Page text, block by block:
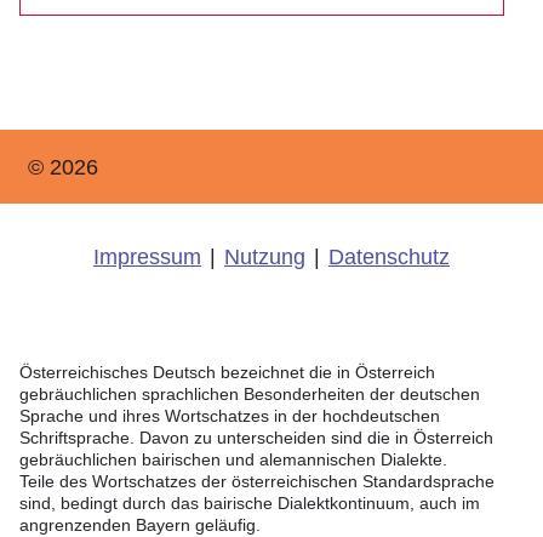
© 2026
Impressum Nutzung Datenschutz
Österreichisches Deutsch bezeichnet die in Österreich
gebräuchlichen sprachlichen Besonderheiten der deutschen
Sprache und ihres Wortschatzes in der hochdeutschen
Schriftsprache. Davon zu unterscheiden sind die in Österreich
gebräuchlichen bairischen und alemannischen Dialekte.
Teile des Wortschatzes der österreichischen Standardsprache
sind, bedingt durch das bairische Dialektkontinuum, auch im
angrenzenden Bayern geläufig.